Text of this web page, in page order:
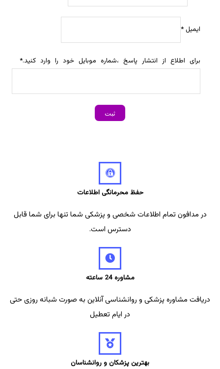
ایمیل*
برای اطلاع از انتشار پاسخ ،شماره موبایل خود را وارد کنید.*
حفظ محرمانگی اطلاعات
در مدافون تمام اطلاعات شخصی و پزشکی شما تنها برای شما قابل
دسترس است.
مشاوره 24 ساعته
دریافت مشاوره پزشکی و روانشناسی آنلاین به صورت شبانه روزی حتی
در ایام تعطیل
بهترین پزشکان و روانشناسان